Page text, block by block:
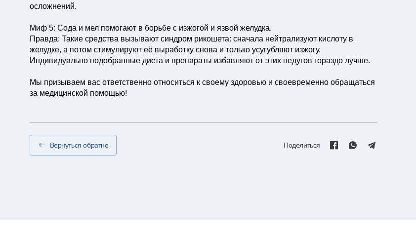
осложнений.
Миф 5: Сода и мел помогают в борьбе с изжогой и язвой желудка.
Правда: Такие средства вызывают синдром рикошета: сначала нейтрализуют кислоту в
желудке, а потом стимулируют её выработку снова и только усугубляют изжогу.
Индивидуально подобранные диета и препараты избавляют от этих недугов гораздо лучше.
Мы призываем вас ответственно относиться к своему здоровью и своевременно обращаться
за медицинской помощью!
Вернуться обратно Поделиться